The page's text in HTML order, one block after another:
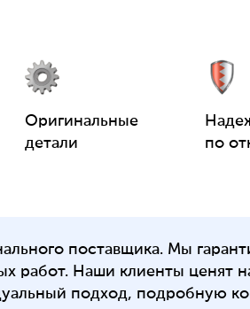
Оригинальные
детали
по
поставщика. Мы
работ. Наши клиенты ценят
подход, подробную